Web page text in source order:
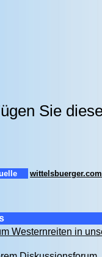
Sie
wittelsbuerger.com
Westernreiten in